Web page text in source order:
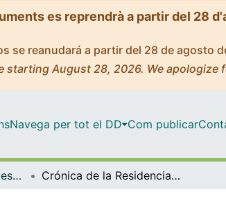
es reprendrà a partir del 28
se reanudará a partir del 28 de agosto
August 28, 2026. We apologize
Navega per tot el DD Com publicar
Monografies històriques - Universitat de Barcelona Crónica de la Residencia Universitaria San José : curso 1958-59